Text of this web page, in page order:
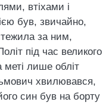
втiхами i
був, звичайно,
за ним,
пiд час великого
метi лише облiт
хвилювався,
син був на борту